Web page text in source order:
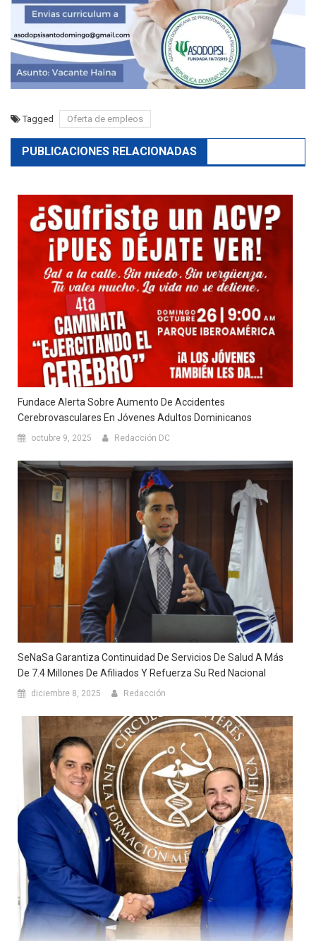
Tagged Oferta de empleos
PUBLICACIONES RELACIONADAS
Fundace Alerta Sobre Aumento De Accidentes
Cerebrovasculares En Jóvenes Adultos Dominicanos
octubre 9, 2025 Redacción DC
SeNaSa Garantiza Continuidad De Servicios De Salud A Más
De 7.4 Millones De Afiliados Y Refuerza Su Red Nacional
diciembre 8, 2025 Redacción